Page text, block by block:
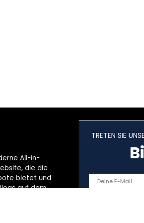
All-in-
die die
bietet und
auf dem
TRETEN SIE